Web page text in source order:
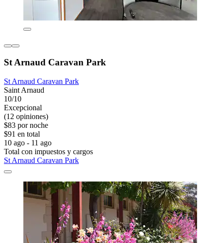
St Arnaud Caravan Park
St Arnaud Caravan Park
Saint Arnaud
10/10
Excepcional
(12 opiniones)
$83 por noche
$91 en total
10 ago - 11 ago
Total con impuestos y cargos
St Arnaud Caravan Park